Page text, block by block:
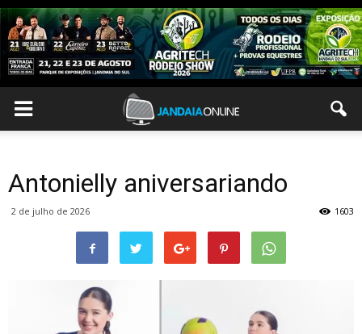
Antonielly aniversariando
2 de julho de 2026 1603